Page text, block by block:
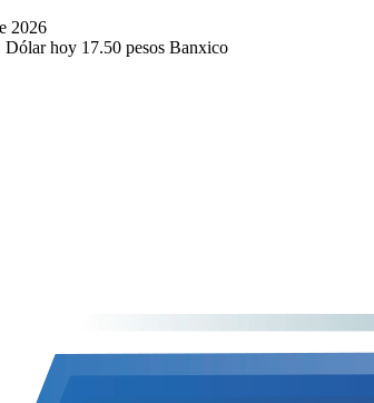
2026
hoy 17.50 pesos Banxico